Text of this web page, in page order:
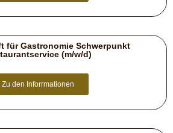
für Gastronomie Schwerpunkt
(m/w/d)
Zu den Inforrmationen